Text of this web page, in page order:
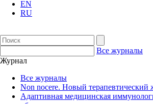
EN
RU
Все журналы
Журнал
Все журналы
Non nocere. Новый терапевтический
Адаптивная медицинская